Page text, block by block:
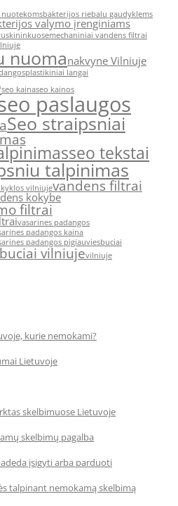
bakterijos riebalu gaudyklems
valymo įrenginiams
mechaniniai vandens filtrai
nuomanakvyne Vilniuje
plastikiniai langai
seo kainaseo kainos
paslaugos
Seo straipsniai
seo tekstai
talpinimas
vilniujevandens filtrai
kokybe
filtrai
vasarines padangos
padangos kaina
padangos pigiauviesbuciai
vilniujevilniuje
kurie nemokami?
Lietuvoje
skelbimuose Lietuvoje
skelbimų pagalba
įsigyti arba parduoti
talpinant nemokamą skelbimą